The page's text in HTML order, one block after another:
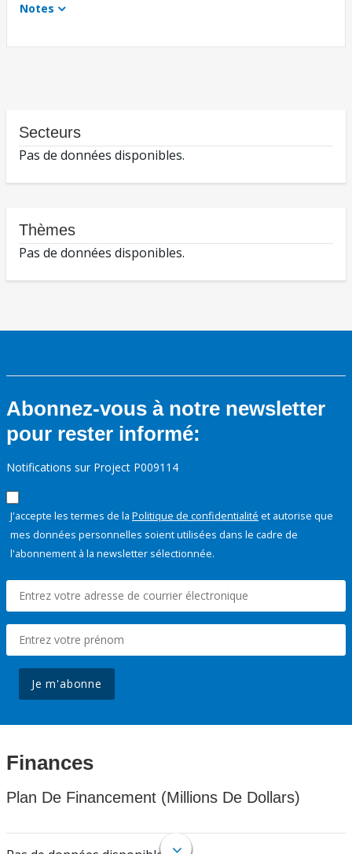
Notes
Secteurs
Pas de données disponibles.
Thèmes
Pas de données disponibles.
Abonnez-vous à notre newsletter
pour rester informé:
Notifications sur Project P009114
J'accepte les termes de la Politique de confidentialité et autorise que
mes données personnelles soient utilisées dans le cadre de
l'abonnement à la newsletter sélectionnée.
Je m'abonne
Finances
Plan De Financement (Millions De Dollars)